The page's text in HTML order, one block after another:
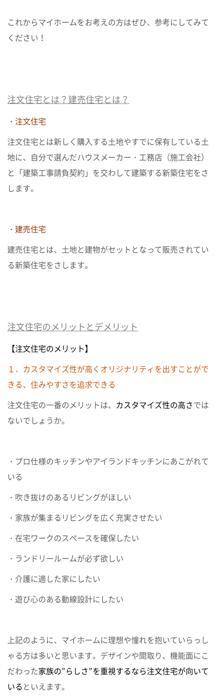
これからマイホームをお考えの方はぜひ、参考にしてみて
ください！
注文住宅とは？建売住宅とは？
・注文住宅
注文住宅とは新しく購入する土地やすでに保有している土
地に、自分で選んだハウスメーカー・工務店（施工会社）
と「建築工事請負契約」を交わして建築する新築住宅をさ
します。
・建売住宅
建売住宅とは、土地と建物がセットとなって販売されてい
る新築住宅をさします。
注文住宅のメリットとデメリット
【注文住宅のメリット】
１．カスタマイズ性が高くオリジナリティを出すことがで
きる、住みやすさを追求できる
注文住宅の一番のメリットは、 カスタマイズ性の高さでは
ないでしょうか。
・プロ仕様のキッチンやアイランドキッチンにあこがれて
いる
・吹き抜けのあるリビングがほしい
・家族が集まるリビングを広く充実させたい
・在宅ワークのスペースを確保したい
・ランドリールームが必ず欲しい
・介護に適した家にしたい
・遊び心のある動線設計にしたい
上記のように、マイホームに理想や憧れを抱いていらっし
ゃる方は多いと思います。デザインや間取り、機能面にこ
だわった家族の”らしさ”を重視するなら注文住宅が向いて
いる といえます。
採用情報
資料請求•お問合せ 来店予約 LINEで相談